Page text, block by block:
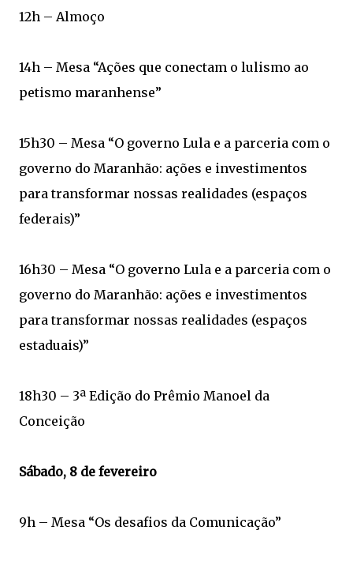
12h – Almoço
14h – Mesa “Ações que conectam o lulismo ao
petismo maranhense”
15h30 – Mesa “O governo Lula e a parceria com o
governo do Maranhão: ações e investimentos
para transformar nossas realidades (espaços
federais)”
16h30 – Mesa “O governo Lula e a parceria com o
governo do Maranhão: ações e investimentos
para transformar nossas realidades (espaços
estaduais)”
18h30 – 3ª Edição do Prêmio Manoel da
Conceição
Sábado, 8 de fevereiro
9h – Mesa “Os desafios da Comunicação”